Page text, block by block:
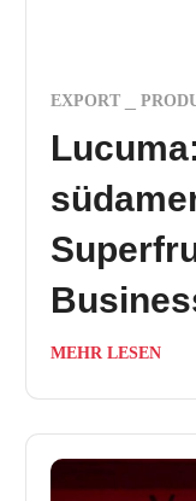
EXPORT
MEHR LESEN